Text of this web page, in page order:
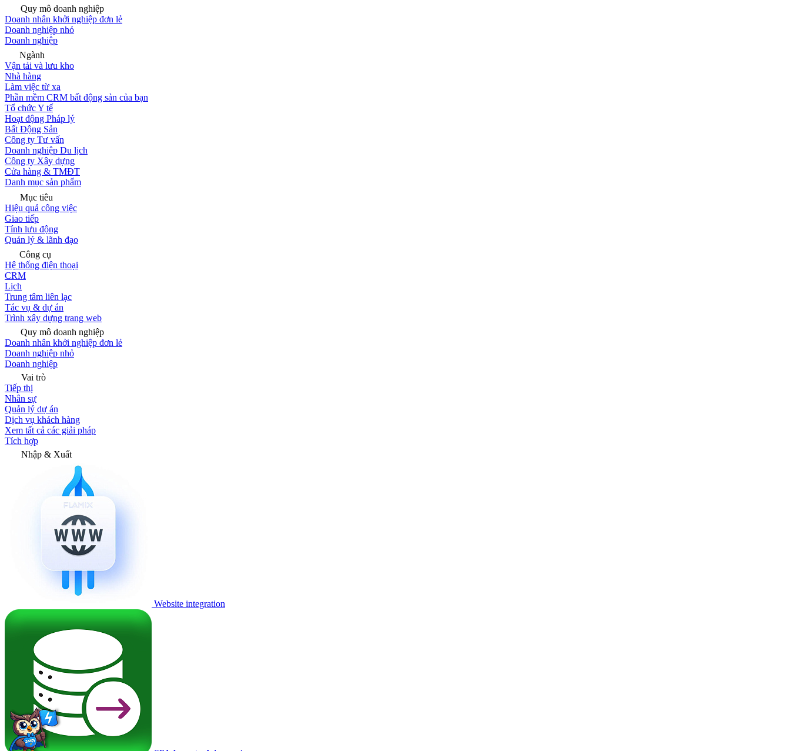
Quy mô doanh nghiệp
Doanh nhân khởi nghiệp đơn lẻ
Doanh nghiệp nhỏ
Doanh nghiệp
Ngành
Vận tải và lưu kho
Nhà hàng
Làm việc từ xa
Phần mềm CRM bất động sản của bạn
Tổ chức Y tế
Hoạt động Pháp lý
Bất Động Sản
Công ty Tư vấn
Doanh nghiệp Du lịch
Công ty Xây dựng
Cửa hàng & TMĐT
Danh mục sản phẩm
Mục tiêu
Hiệu quả công việc
Giao tiếp
Tính lưu động
Quản lý & lãnh đạo
Công cụ
Hệ thống điện thoại
CRM
Lịch
Trung tâm liên lạc
Tác vụ & dự án
Trình xây dựng trang web
Quy mô doanh nghiệp
Doanh nhân khởi nghiệp đơn lẻ
Doanh nghiệp nhỏ
Doanh nghiệp
Vai trò
Tiếp thị
Nhân sự
Quản lý dự án
Dịch vụ khách hàng
Xem tất cả các giải pháp
Tích hợp
Nhập & Xuất
Website integration